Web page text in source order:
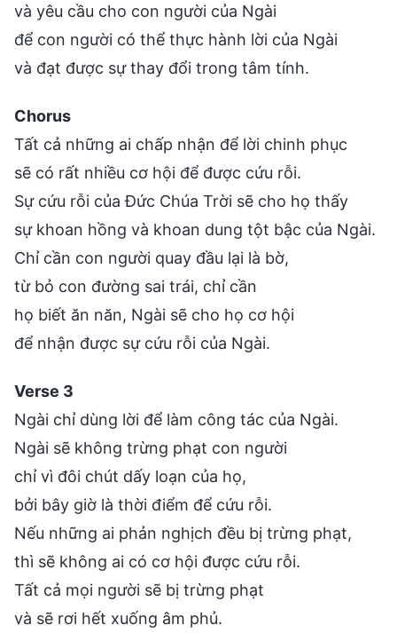
và yêu cầu cho con người của Ngài
để con người có thể thực hành lời của Ngài
và đạt được sự thay đổi trong tâm tính.
Chorus
Tất cả những ai chấp nhận để lời chinh phục
sẽ có rất nhiều cơ hội để được cứu rỗi.
Sự cứu rỗi của Đức Chúa Trời sẽ cho họ thấy
sự khoan hồng và khoan dung tột bậc của Ngài.
Chỉ cần con người quay đầu lại là bờ,
từ bỏ con đường sai trái, chỉ cần
họ biết ăn năn, Ngài sẽ cho họ cơ hội
để nhận được sự cứu rỗi của Ngài.
Verse 3
Ngài chỉ dùng lời để làm công tác của Ngài.
Ngài sẽ không trừng phạt con người
chỉ vì đôi chút dấy loạn của họ,
bởi bây giờ là thời điểm để cứu rỗi.
Nếu những ai phản nghịch đều bị trừng phạt,
thì sẽ không ai có cơ hội được cứu rỗi.
Tất cả mọi người sẽ bị trừng phạt
và sẽ rơi hết xuống âm phủ.